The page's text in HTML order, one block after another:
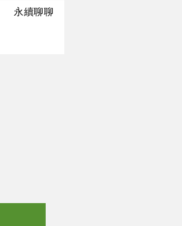
永續聊聊